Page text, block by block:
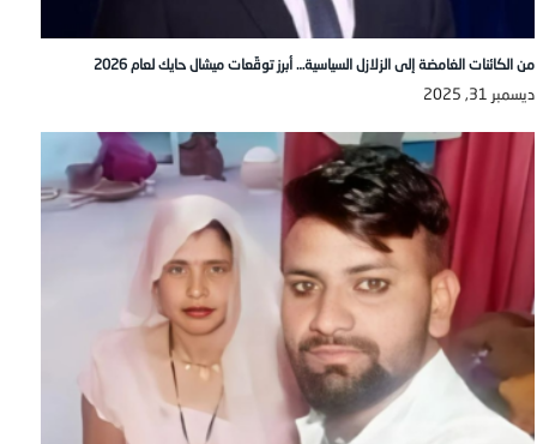
من الكائنات الغامضة إلى الزلازل السياسية… أبرز توقّعات ميشال حايك لعام 2026
ديسمبر 31, 2025